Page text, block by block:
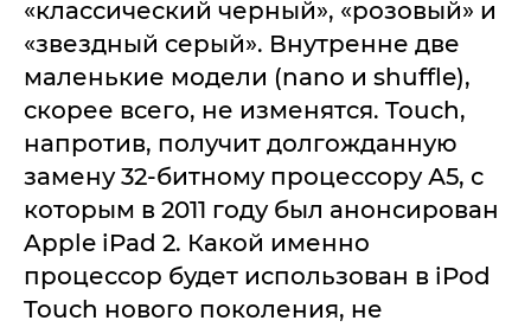
«классический черный», «розовый» и
«звездный серый». Внутренне две
маленькие модели (nano и shuffle),
скорее всего, не изменятся. Touch,
напротив, получит долгожданную
замену 32-битному процессору А5, с
которым в 2011 году был анонсирован
Apple iPad 2. Какой именно
процессор будет использован в iPod
Touch нового поколения, не